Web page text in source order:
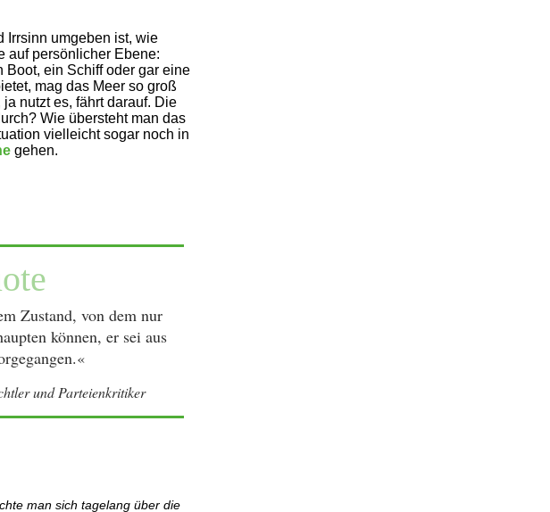
Irrsinn umgeben ist, wie
auf persönlicher Ebene:
Boot, ein Schiff oder gar eine
mag das Meer so groß
nutzt es, fährt darauf. Die
Wie übersteht man das
vielleicht sogar noch in
gehen.
Zustand, von dem nur
können, er sei aus
und Parteienkritiker
man sich tagelang über die